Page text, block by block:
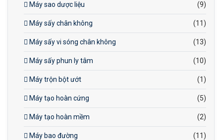
Máy sao dược liệu (9)
Máy sấy chân không (11)
Máy sấy vi sóng chân không (13)
Máy sấy phun ly tâm (10)
Máy trộn bột ướt (1)
Máy tạo hoàn cứng (5)
Máy tạo hoàn mềm (2)
Máy bao đường (11)